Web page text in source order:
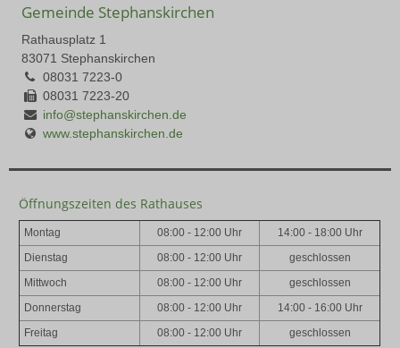
Gemeinde Stephanskirchen
Rathausplatz 1
83071 Stephanskirchen
08031 7223-0
08031 7223-20
info@stephanskirchen.de
www.stephanskirchen.de
Öffnungszeiten des Rathauses
Montag 08:00 - 12:00 Uhr 14:00 - 18:00 Uhr
Dienstag 08:00 - 12:00 Uhr geschlossen
Mittwoch 08:00 - 12:00 Uhr geschlossen
Donnerstag 08:00 - 12:00 Uhr 14:00 - 16:00 Uhr
Freitag 08:00 - 12:00 Uhr geschlossen